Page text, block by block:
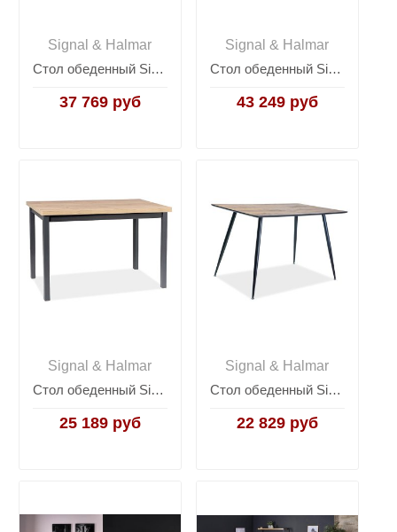
Signal & Halmar
Стол обеденный Signal PURO 60 (дуб/черный)
37 769 руб
Signal & Halmar
Стол обеденный Signal PURO 70 (дуб/черный)
43 249 руб
Signal & Halmar
Стол обеденный Signal ADAM 120 (дуб артизан/черный)
25 189 руб
Signal & Halmar
Стол обеденный Signal REMUS 120 (орех/черный)
22 829 руб